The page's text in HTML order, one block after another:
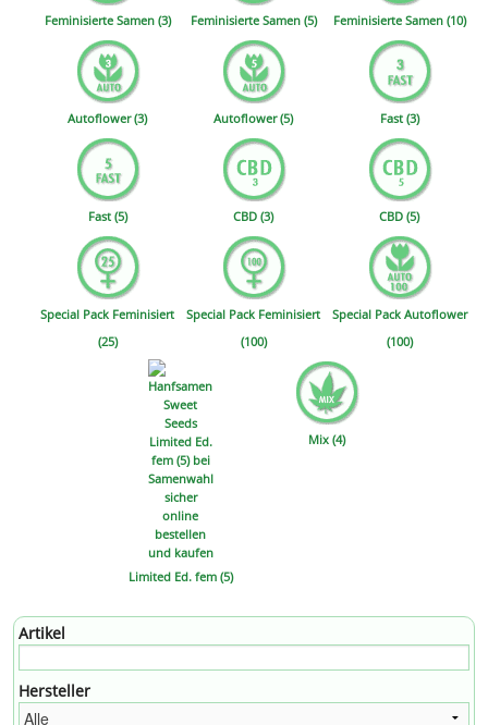
Feminisierte Samen (3) Feminisierte Samen (5) Feminisierte Samen (10)
Autoflower (3) Autoflower (5) Fast (3)
Fast (5) CBD (3) CBD (5)
Special Pack Feminisiert
(25)
Special Pack Feminisiert
(100)
Special Pack Autoflower
(100)
Limited Ed. fem (5)
Mix (4)
Artikel
Hersteller